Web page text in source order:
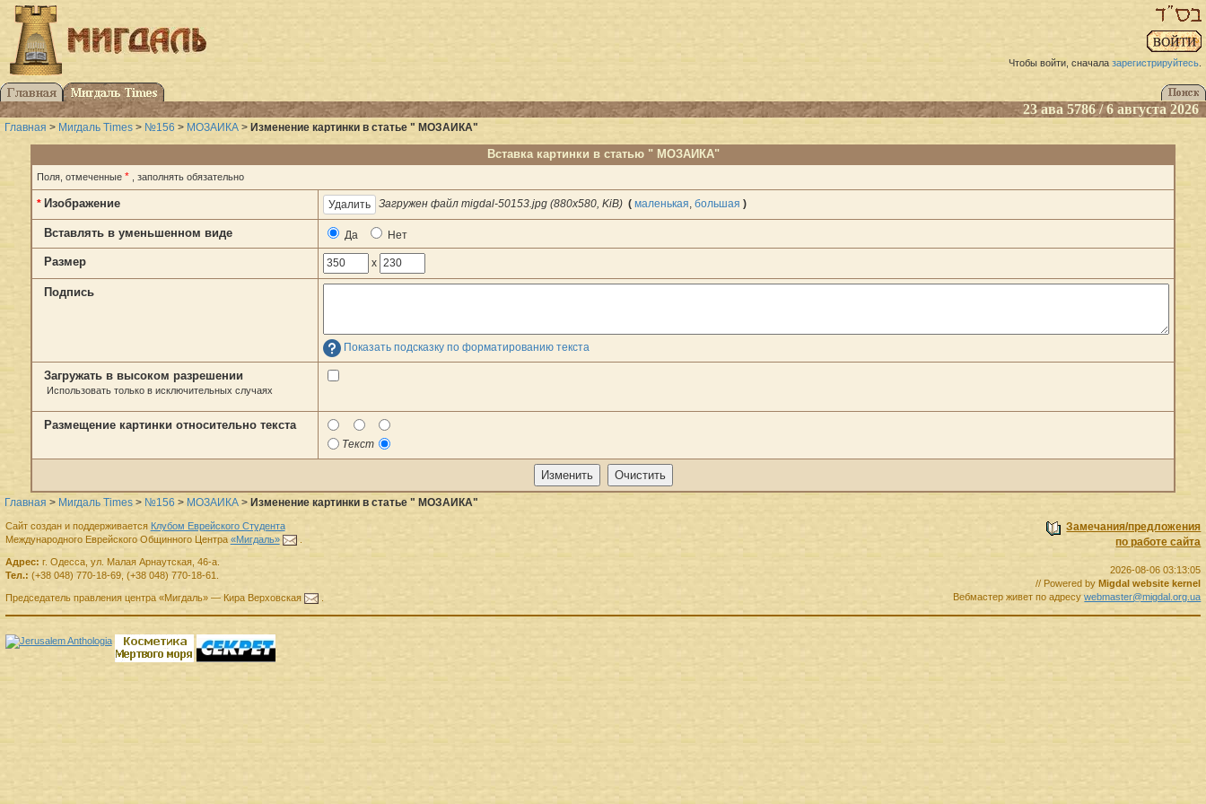
Чтобы войти, сначала зарегистрируйтесь.
23 ава 5786 / 6 августа 2026
Главная > Мигдаль Times > №156 > МОЗАИКА > Изменение картинки в статье " МОЗАИКА"
Вставка картинки в статью " МОЗАИКА"
Поля, отмеченные * , заполнять обязательно
* Изображение Загружен файл migdal-50153.jpg (880x580, KiB) ( маленькая, большая )
Вставлять в уменьшенном виде Да Нет
Размер x
Подпись
Показать подсказку по форматированию текста
Загружать в высоком разрешении
Использовать только в исключительных случаях
Размещение картинки относительно текста
Текст
Главная > Мигдаль Times > №156 > МОЗАИКА > Изменение картинки в статье " МОЗАИКА"
Замечания/предложения
по работе сайта
2026-08-06 03:13:05
// Powered byMigdal website kernel
Вебмастер живет по адресуwebmaster@migdal.org.ua
Сайт создан и поддерживается Клубом Еврейского Студента
Международного Еврейского Общинного Центра «Мигдаль» .
Адрес: г. Одесса, ул. Малая Арнаутская, 46-а.
Тел.: (+38 048) 770-18-69, (+38 048) 770-18-61
Председатель правленияцентра «Мигдаль»— Кира Верховская .